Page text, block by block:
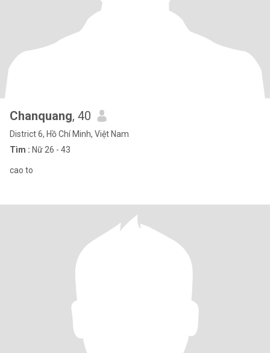
Chanquang, 40
District 6, Hồ Chí Minh, Việt Nam
Tìm : Nữ 26 - 43
cao to